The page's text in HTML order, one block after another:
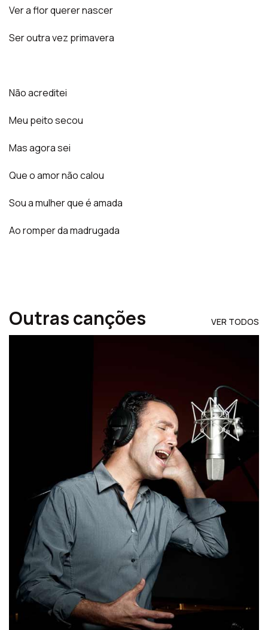
Ver a flor querer nascer
Ser outra vez primavera
Não acreditei
Meu peito secou
Mas agora sei
Que o amor não calou
Sou a mulher que é amada
Ao romper da madrugada
Outras canções VER TODOS